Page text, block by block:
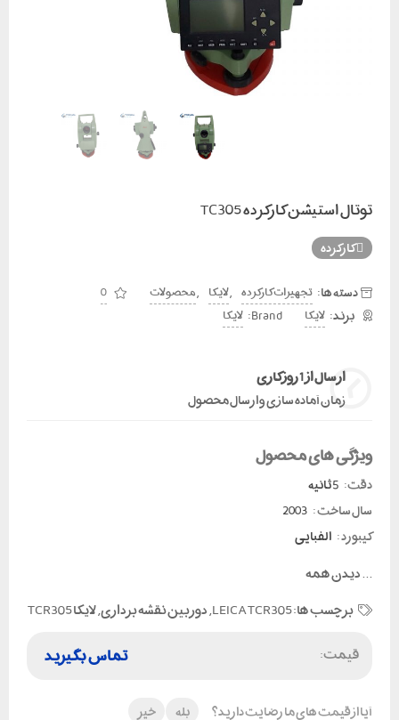
توتال استیشن کارکرده TC305
کارکرده
دسته ها: تجهیزات کارکرده ,لایکا ,محصولات 0
لایکا Brand: لایکا
ارسال از 1 روز کاری
زمان آماده سازی و ارسال محصول
ویژگی های محصول
دقت:
سال ساخت :
کیبورد : الفبایی
...دیدن همه
برچسب ها:LEICA TCR305
,دوربین نقشه برداری,لایکا TCR305
قیمت:
تماس بگیرید
آیا از قیمت های ما رضایت دارید؟ بله خیر